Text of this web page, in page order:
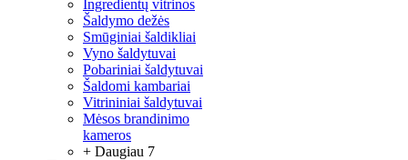
Ingredientų vitrinos
Šaldymo dežės
Smūginiai šaldikliai
Vyno šaldytuvai
Pobariniai šaldytuvai
Šaldomi kambariai
Vitrininiai šaldytuvai
Mėsos brandinimo
kameros
+ Daugiau 7